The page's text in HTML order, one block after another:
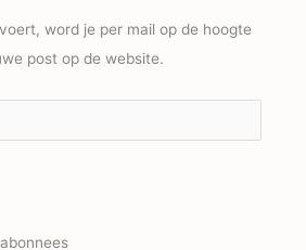
word je per mail op de hoogte
post op de website.